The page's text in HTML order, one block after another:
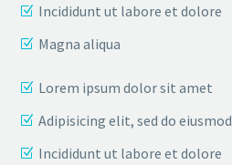
Incididunt ut labore et dolore
Magna aliqua
Lorem ipsum dolor sit amet
Adipisicing elit, sed do eiusmod
Incididunt ut labore et dolore